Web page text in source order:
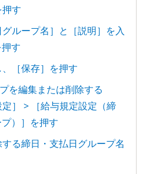
す
ループ名］と［説明］を入
す
［保存］を押す
を編集または削除する
］ > ［給与規定設定（締
）］を押す
る締日・支払日グループ名